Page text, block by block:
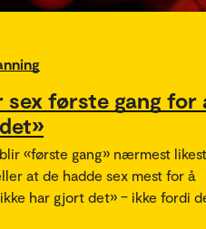
sex første gang for
«første gang» nærmest
at de hadde sex mest for å
har gjort det» – ikke fordi